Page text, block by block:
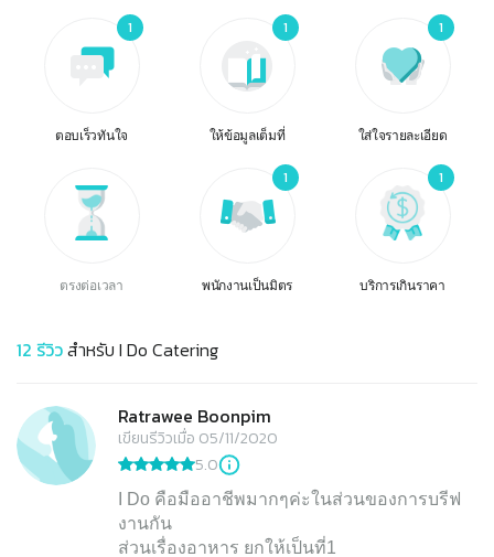
1
ตอบเร็วทันใจ
1
ให้ข้อมูลเต็มที่
1
ใส่ใจรายละเอียด
ตรงต่อเวลา
1
พนักงานเป็นมิตร
1
บริการเกินราคา
12 รีวิวสำหรับ I Do Catering
Ratrawee Boonpim
เขียนรีวิวเมื่อ 05/11/2020
5.0
I Do คือมืออาชีพมากๆค่ะในส่วนของการบรีฟ
งานกัน
ส่วนเรื่องอาหาร ยกให้เป็นที่1